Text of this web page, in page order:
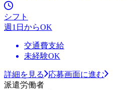
シフト
週1日からOK
交通費支給
未経験OK
詳細を見る
応募画面に進む
派遣労働者